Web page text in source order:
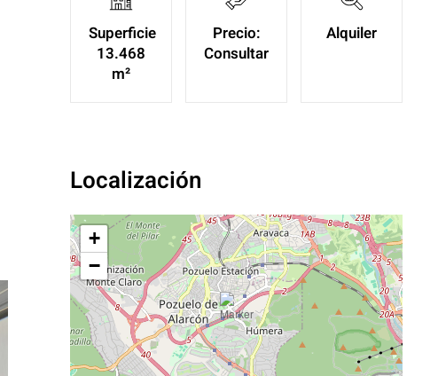
Superficie
13.468
m²
Precio:
Consultar
Alquiler
Localización
+
−